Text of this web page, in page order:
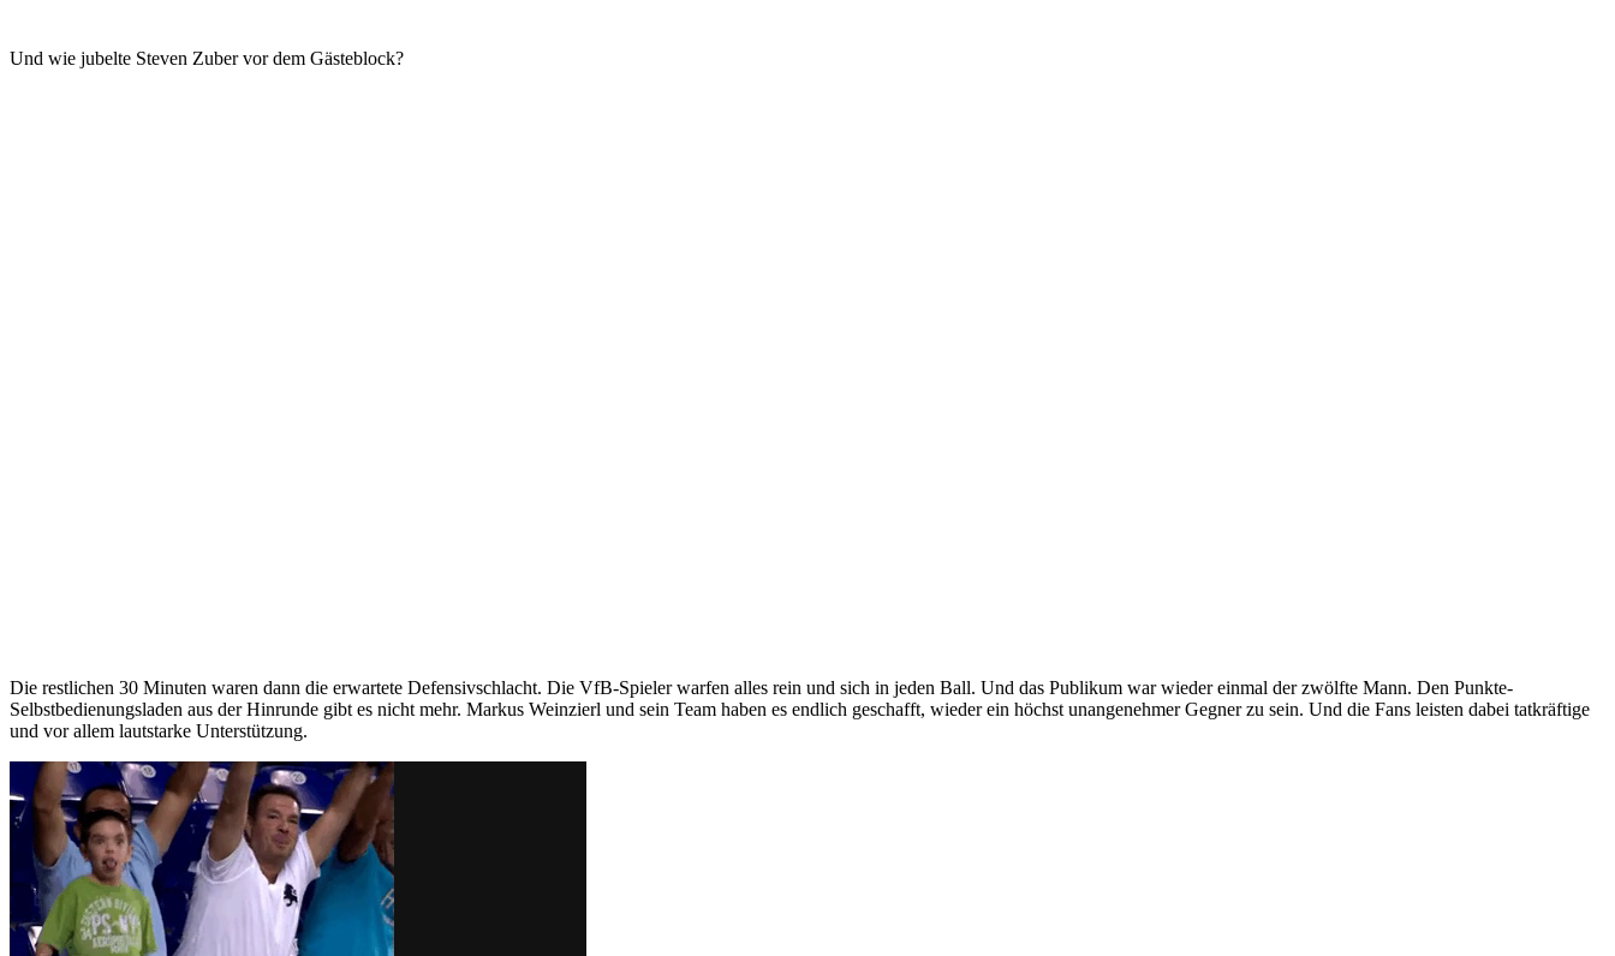
Und wie jubelte Steven Zuber vor dem Gästeblock?
Die restlichen 30 Minuten waren dann die erwartete Defensivschlacht. Die VfB-Spieler warfen alles rein und sich in jeden Ball. Und das Publikum war wieder einmal der zwölfte Mann. Den Punkte-
Selbstbedienungsladen aus der Hinrunde gibt es nicht mehr. Markus Weinzierl und sein Team haben es endlich geschafft, wieder ein höchst unangenehmer Gegner zu sein. Und die Fans leisten dabei tatkräftige
und vor allem lautstarke Unterstützung.